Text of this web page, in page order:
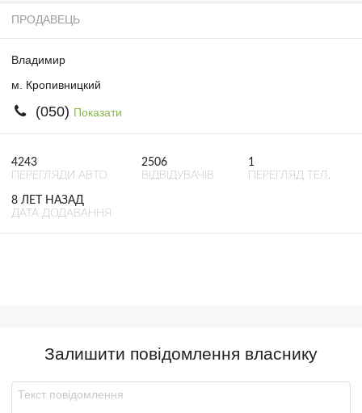
ПРОДАВЕЦЬ
Владимир
м. Кропивницкий
(050) Показати
4243
ПЕРЕГЛЯДИ АВТО
2506
ВІДВІДУВАЧІВ
1
ПЕРЕГЛЯД ТЕЛ.
8 ЛЕТ НАЗАД
ДАТА ДОДАВАННЯ
Залишити повідомлення власнику